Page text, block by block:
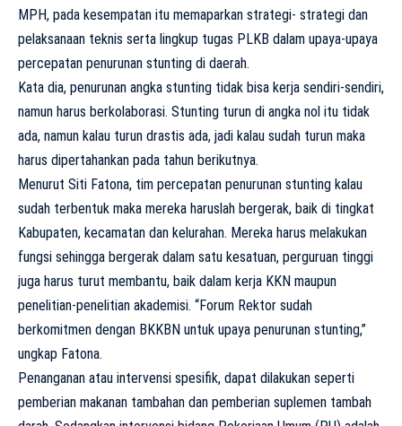
MPH, pada kesempatan itu memaparkan strategi- strategi dan
pelaksanaan teknis serta lingkup tugas PLKB dalam upaya-upaya
percepatan penurunan stunting di daerah.
Kata dia, penurunan angka stunting tidak bisa kerja sendiri-sendiri,
namun harus berkolaborasi. Stunting turun di angka nol itu tidak
ada, namun kalau turun drastis ada, jadi kalau sudah turun maka
harus dipertahankan pada tahun berikutnya.
Menurut Siti Fatona, tim percepatan penurunan stunting kalau
sudah terbentuk maka mereka haruslah bergerak, baik di tingkat
Kabupaten, kecamatan dan kelurahan. Mereka harus melakukan
fungsi sehingga bergerak dalam satu kesatuan, perguruan tinggi
juga harus turut membantu, baik dalam kerja KKN maupun
penelitian-penelitian akademisi. “Forum Rektor sudah
berkomitmen dengan BKKBN untuk upaya penurunan stunting,”
ungkap Fatona.
Penanganan atau intervensi spesifik, dapat dilakukan seperti
pemberian makanan tambahan dan pemberian suplemen tambah